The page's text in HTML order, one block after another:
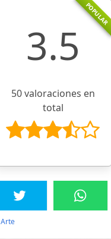
POPULAR
3.5
50 valoraciones en
total
Arte